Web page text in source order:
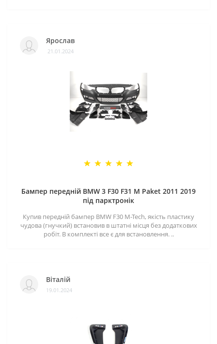
Ярослав
21.01.2024
Бампер передній BMW 3 F30 F31 M Paket 2011 2019
під парктронік
Купив передній бампер BMW F30 M-Tech, якість пластику
чудова (гнучкий) встановив в штатні місця без додаткових
робіт. В комплекті все є для встановлення. ..
Віталій
19.01.2024